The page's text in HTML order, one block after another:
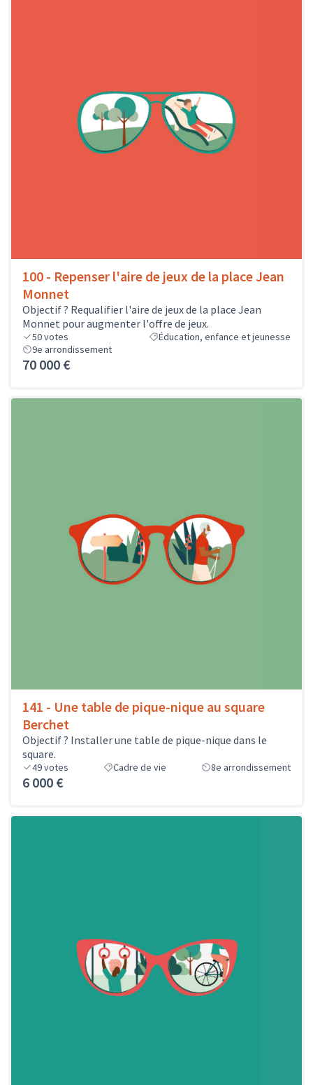
100 - Repenser l'aire de jeux de la place Jean
Monnet
Objectif ? Requalifier l'aire de jeux de la place Jean
Monnet pour augmenter l'offre de jeux.
50votes
Éducation, enfance et jeunesse
9e arrondissement
70 000 €
141 - Une table de pique-nique au square
Berchet
Objectif ? Installer une table de pique-nique dans le
square.
49votes Cadre de vie 8e arrondissement
6 000 €